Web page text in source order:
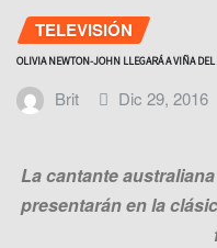
TELEVISIÓN
OLIVIA NEWTON-JOHN LLEGARÁ A VIÑA
Brit Dic 29, 2016
La cantante
presentarán en la